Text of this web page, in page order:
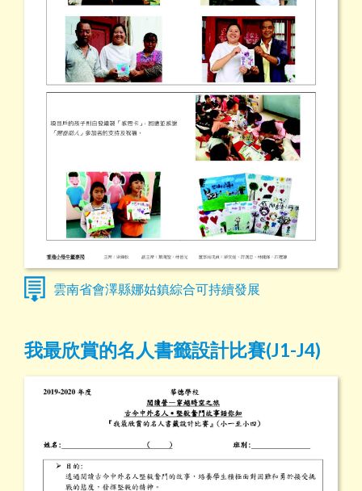
雲南省會澤縣娜姑鎮綜合可持續發展
我最欣賞的名人書籤設計比賽(J1-J4)